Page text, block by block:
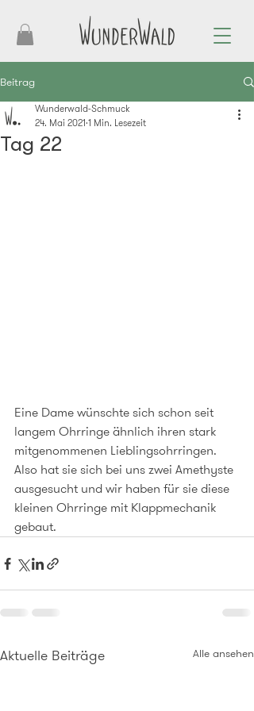
Beitrag
Tag 22
Wunderwald-Schmuck
24. Mai 2021 1 Min. Lesezeit
Eine Dame wünschte sich schon seit
langem Ohrringe ähnlich ihren stark
mitgenommenen Lieblingsohrringen.
Also hat sie sich bei uns zwei Amethyste
ausgesucht und wir haben für sie diese
kleinen Ohrringe mit Klappmechanik
gebaut.
Aktuelle Beiträge Alle ansehen